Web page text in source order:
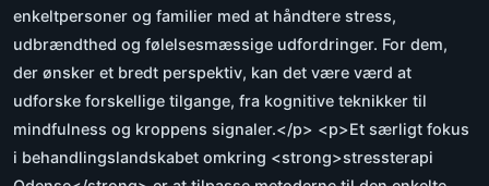
enkeltpersoner og familier med at håndtere stress,
udbrændthed og følelsesmæssige udfordringer. For dem,
der ønsker et bredt perspektiv, kan det være værd at
udforske forskellige tilgange, fra kognitive teknikker til
mindfulness og kroppens signaler.</p> <p>Et særligt fokus
i behandlingslandskabet omkring <strong>stressterapi